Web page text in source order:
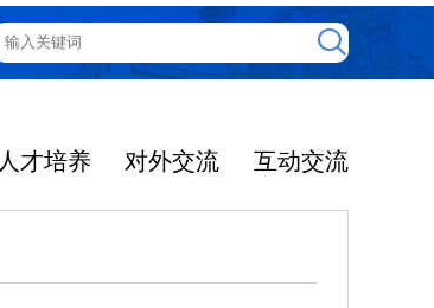
人才培养 对外交流 互动交流